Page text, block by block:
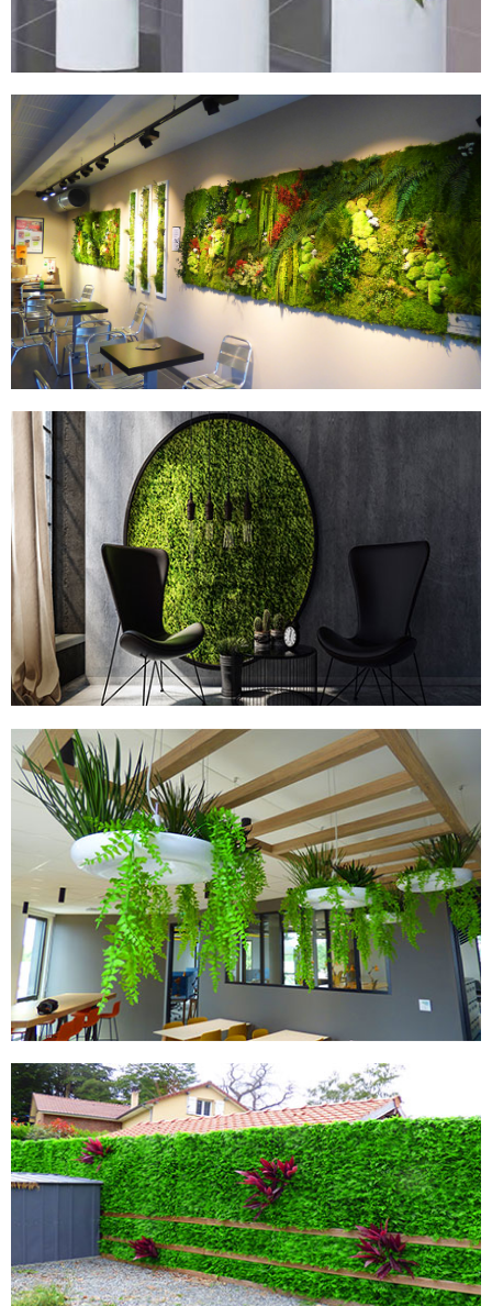
MURS STABILISÉS
TABLEAUX STABILISÉS
PLANTES ARTIFICIELLES
MURS ARTIFCIELS